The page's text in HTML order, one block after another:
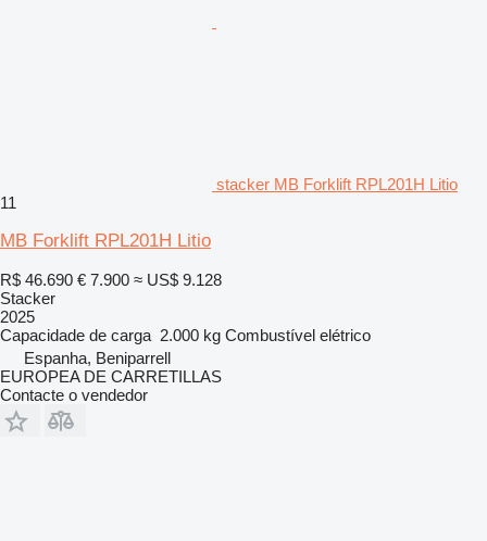
stacker MB Forklift RPL201H Litio
11
MB Forklift RPL201H Litio
R$ 46.690 € 7.900 ≈ US$ 9.128
Stacker
2025
Capacidade de carga 2.000 kg Combustível elétrico
Espanha, Beniparrell
EUROPEA DE CARRETILLAS
Contacte o vendedor